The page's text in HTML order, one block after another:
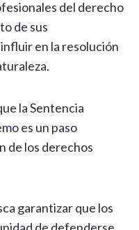
del derecho
de sus
en la resolución
la Sentencia
es un paso
de los derechos
garantizar que los